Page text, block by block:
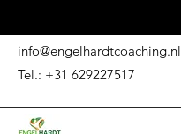
info@engelhardtcoaching.nl
Tel.: +31 629227517